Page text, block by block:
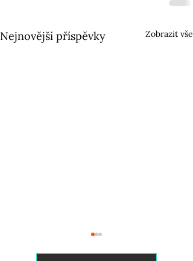
Nejnovější příspěvky Zobrazit vše